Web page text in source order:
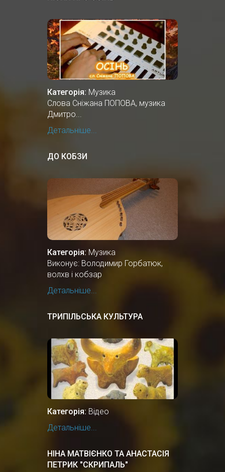
Категорія: Музика
Cлова Сніжана ПОПОВА, музика
Дмитро...
Детальніше...
ДО КОБЗИ
Категорія: Музика
Виконує: Володимир Горбатюк,
волхв і кобзар
Детальніше...
ТРИПІЛЬСЬКА КУЛЬТУРА
Категорія: Відео
Детальніше...
НІНА МАТВІЄНКО ТА АНАСТАСІЯ
ПЕТРИК "СКРИПАЛЬ"